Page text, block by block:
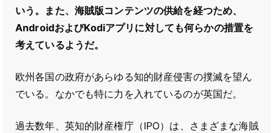
いう。また、海賊版コンテンツの供給を経つため、
AndroidおよびKodiアプリに対しても何らかの措置を
考えているようだ。
欧州各国の政府があらゆる知的財産侵害の撲滅を望ん
でいる。なかでも特に力を入れているのが英国だ。
過去数年、英知的財産権庁（IPO）は、さまざまな海賊